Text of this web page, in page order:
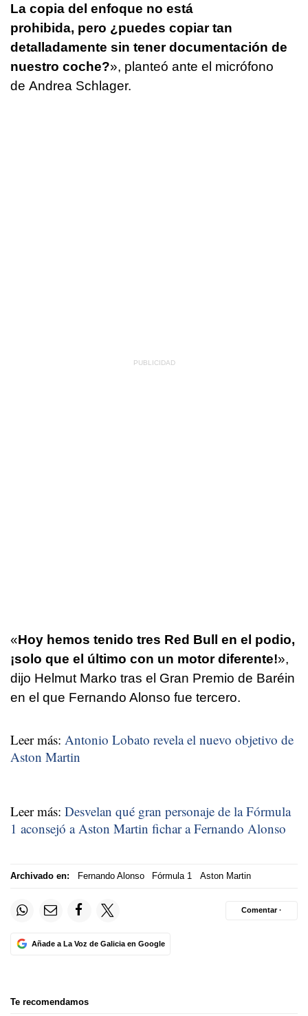
La copia del enfoque no está
prohibida, pero ¿puedes copiar tan
detalladamente sin tener documentación de
nuestro coche?», planteó ante el micrófono
de Andrea Schlager.
«Hoy hemos tenido tres Red Bull en el podio,
¡solo que el último con un motor diferente!»,
dijo Helmut Marko tras el Gran Premio de Baréin
en el que Fernando Alonso fue tercero.
Leer más: Antonio Lobato revela el nuevo objetivo de
Aston Martin
Leer más: Desvelan qué gran personaje de la Fórmula
1 aconsejó a Aston Martin fichar a Fernando Alonso
Archivado en: Fernando Alonso Fórmula 1 Aston Martin
Añade a La Voz de Galicia en Google
Comentar ·
Te recomendamos